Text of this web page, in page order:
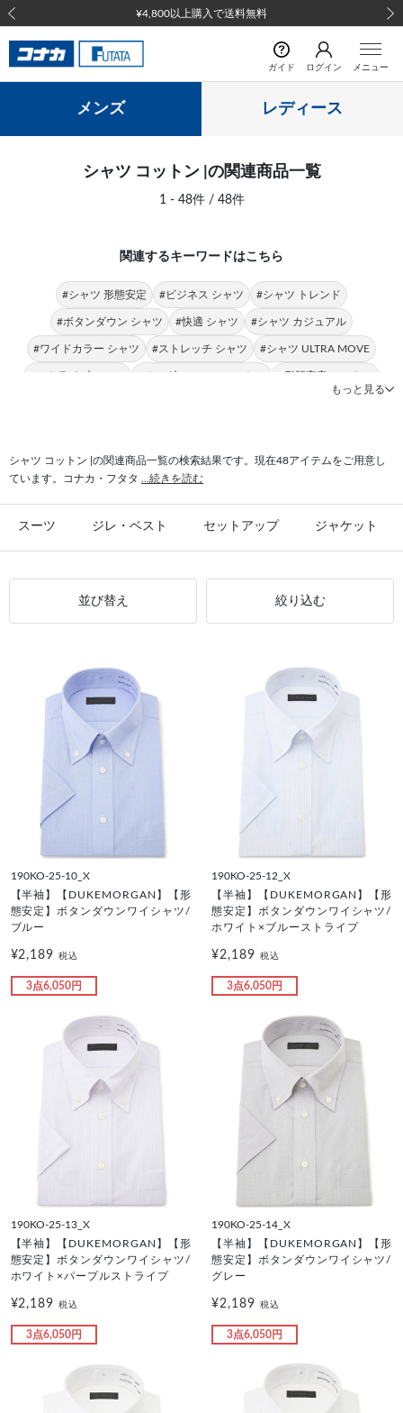
¥4,800以上購入で送料無料
前の画像
ガイド ログイン メニュー
メンズ レディース
シャツ コットン |の関連商品一覧
1 - 48件 / 48件
関連するキーワードはこちら
#シャツ 形態安定 #ビジネス シャツ #シャツ トレンド
#ボタンダウン シャツ #快適 シャツ #シャツ カジュアル
#ワイドカラー シャツ #ストレッチ シャツ #シャツ ULTRA MOVE
#ストライプ シャツ #オーダーシャツ コットン #形態安定 コットン
#コットン 光沢
もっと見る
シャツ コットン |の関連商品一覧の検索結果です。現在48アイテムをご用意し
ています。コナカ・フタタ
...続きを読む
スーツ ジレ・ベスト セットアップ ジャケット
並び替え 絞り込む
190KO-25-10_X
【半袖】【DUKEMORGAN】【形
態安定】ボタンダウンワイシャツ/
ブルー
¥2,189税込
3点6,050円
190KO-25-12_X
【半袖】【DUKEMORGAN】【形
態安定】ボタンダウンワイシャツ/
ホワイト×ブルーストライプ
¥2,189 税込
3点6,050円
190KO-25-13_X
【半袖】【DUKEMORGAN】【形
態安定】ボタンダウンワイシャツ/
ホワイト×パープルストライプ
¥2,189税込
3点6,050円
190KO-25-14_X
【半袖】【DUKEMORGAN】【形
態安定】ボタンダウンワイシャツ/
グレー
¥2,189 税込
3点6,050円